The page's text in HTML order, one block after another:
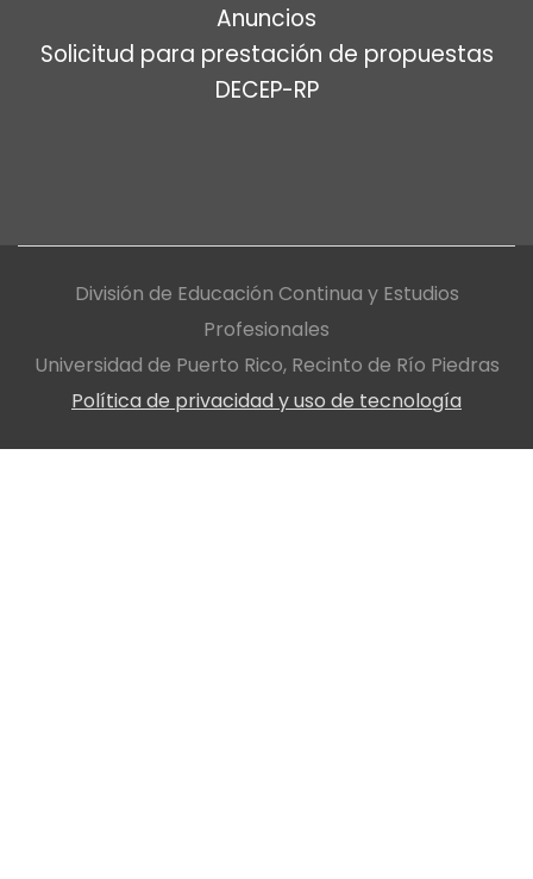
Anuncios
Solicitud para prestación de propuestas
DECEP-RP
División de Educación Continua y Estudios
Profesionales
Universidad de Puerto Rico, Recinto de Río Piedras
Política de privacidad y uso de tecnología